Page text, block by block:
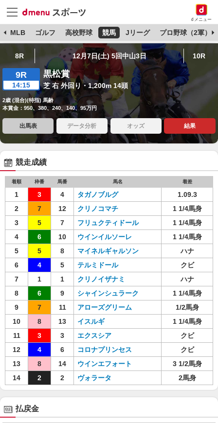
dメニュー
MLB ゴルフ 高校野球 競馬 Jリーグ プロ野球（2軍）
8R 12月7日(土) 5回中山3日 10R
9R
14:15
黒松賞
芝 右 外回り・1,200m 14頭
2歳 (混合)(特指) 馬齢
本賞金：950、380、240、140、95万円
出馬表 データ分析 オッズ 結果
競走成績
着順 枠番 馬番 馬名 着差
1 3 4 タガノブルグ
1.09.3
2
7 12 クリノコマチ
1 1/4馬身
3
5 7 フリュクティドール
1 1/4馬身
4
6 10 ウインイルソーレ
1 1/4馬身
5
5 8 マイネルギャルソン
ハナ
6
4 5 テルミドール
クビ
7
1 1 クリノイザナミ
ハナ
8
6 9 シャインシュラーク
1 1/4馬身
9
7 11 アローズグリーム
1/2馬身
10
8 13 イスルギ
1 1/4馬身
11
3 3 エクスシア
クビ
12
4 6 コロナプリンセス
クビ
13
8 14 ウインエフォート
3 1/2馬身
14
2 2 ヴォラータ 2馬身
払戻金